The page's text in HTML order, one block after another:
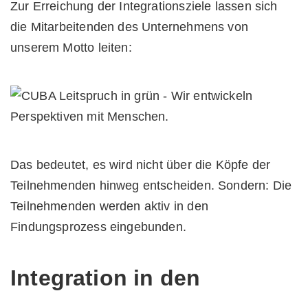
Zur Erreichung der Integrationsziele lassen sich
die Mitarbeitenden des Unternehmens von
unserem Motto leiten:
Das bedeutet, es wird nicht über die Köpfe der
Teilnehmenden hinweg entscheiden. Sondern: Die
Teilnehmenden werden aktiv in den
Findungsprozess eingebunden.
Integration in den